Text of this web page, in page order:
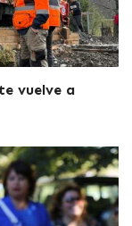
vuelve a